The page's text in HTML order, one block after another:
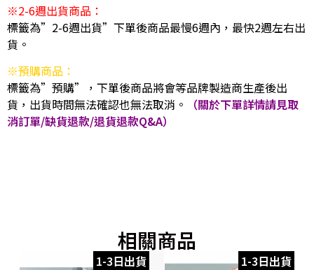
※2-6週出貨商品：
標籤為”2-6週出貨”下單後商品最慢6週內，最快2週左右出
貨。
※預購商品：
標籤為”預購”，下單後商品將會等品牌製造商生產後出
貨，出貨時間無法確認也無法取消。
（關於下單詳情請見取
消訂單/缺貨退款/退貨退款Q&A）
相關商品
1-3日出貨 1-3日出貨